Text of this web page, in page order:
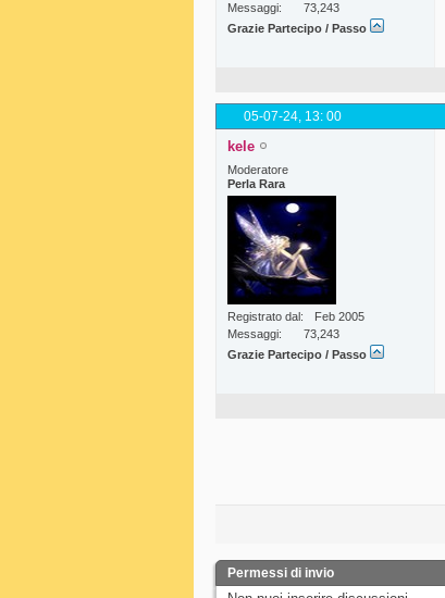
Messaggi
73,243
Grazie Partecipo / Passo
05-07-24, 13: 00
kele
Moderatore
Perla Rara
Registrato dal
Feb 2005
Messaggi
73,243
Grazie Partecipo / Passo
Permessi di invio